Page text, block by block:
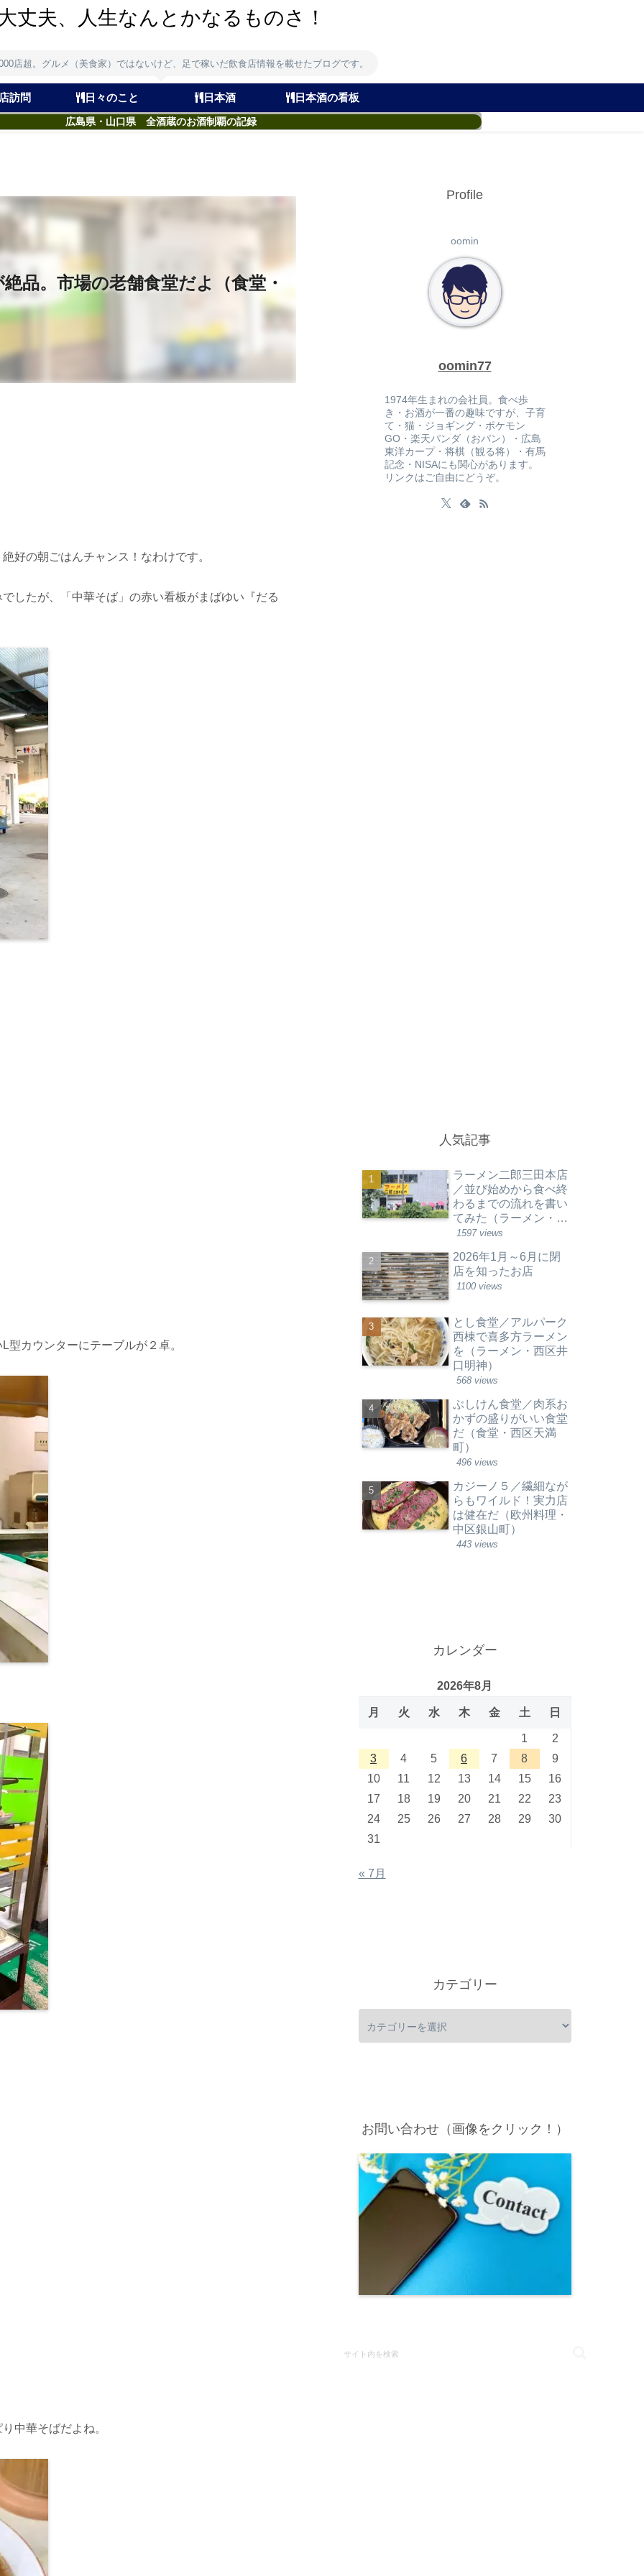
丈夫、人生なんとかなるものさ！
店超。グルメ（美食家）ではないけど、足で稼いだ飲食店情報を載せたブログです。
訪問 日々のこと 日本酒 日本酒の看板
広島県・山口県 全酒蔵のお酒制覇の記録
品。市場の老舗食堂だよ（食堂・
好の朝ごはんチャンス！なわけです。
したが、「中華そば」の赤い看板がまばゆい『だる
カウンターにテーブルが２卓。
中華そばだよね。
Profile
oomin
oomin77
1974年生まれの会社員。食べ歩
き・お酒が一番の趣味ですが、子育
て・猫・ジョギング・ポケモン
GO・楽天パンダ（おパン）・広島
東洋カープ・将棋（観る将）・有馬
記念・NISAにも関心があります。
リンクはご自由にどうぞ。
人気記事
ラーメン二郎三田本店
／並び始めから食べ終
わるまでの流れを書い
てみた（ラーメン・東
京都港区）
1597 views
2026年1月～6月に閉
店を知ったお店
1100 views
とし食堂／アルパーク
西棟で喜多方ラーメン
を（ラーメン・西区井
口明神）
568 views
ぶしけん食堂／肉系お
かずの盛りがいい食堂
だ（食堂・西区天満
町）
496 views
カジーノ５／繊細なが
らもワイルド！実力店
は健在だ（欧州料理・
中区銀山町）
443 views
カレンダー
2026年8月
月 火 水 木 金 土 日
1
2
3
4 5 6 7 8
9
10
11 12 13 14 15
16
17
18 19 20 21 22
23
24
25 26 27 28 29
30
31
« 7月
カテゴリー
お問い合わせ（画像をクリック！）